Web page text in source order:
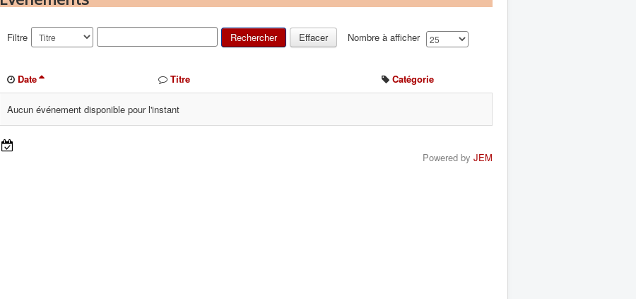
Filtre Rechercher Effacer Nombre à afficher
Date Titre Catégorie
Aucun événement disponible pour l'instant
Powered by JEM